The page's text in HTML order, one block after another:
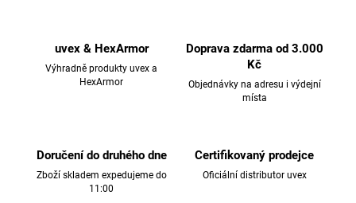
uvex & HexArmor
Výhradně produkty uvex a
HexArmor
Doprava zdarma od 3.000
Kč
Objednávky na adresu i výdejní
místa
Doručení do druhého dne
Zboží skladem expedujeme do
11:00
Certifikovaný prodejce
Oficiální distributor uvex